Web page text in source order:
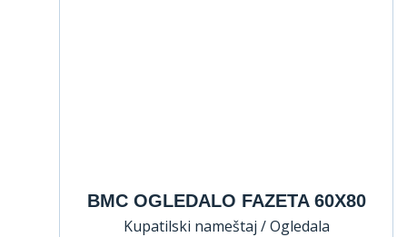
BMC OGLEDALO FAZETA 60X80
Kupatilski nameštaj / Ogledala